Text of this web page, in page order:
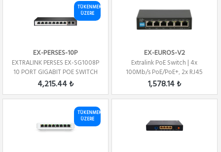
TÜKENMEK
ÜZERE
EX-PERSES-10P
EXTRALINK PERSES EX-SG1008P
10 PORT GIGABIT POE SWITCH
(8X PORT PO...
4,215.44 ₺
EX-EUROS-V2
Extralink PoE Switch | 4x
100Mb/s PoE/PoE+, 2x RJ45
Uplink 100Mb/s...
1,578.14 ₺
TÜKENMEK
ÜZERE